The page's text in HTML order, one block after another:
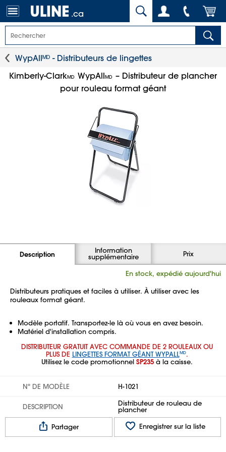
.ca
WypAllᴹᴰ - Distributeurs de lingettes
Kimberly-ClarkMD WypAllMD – Distributeur de plancher
pour rouleau format géant
Description Information
supplémentaire Prix
En stock, expédié aujourd'hui
Distributeurs pratiques et faciles à utiliser. À utiliser avec les
rouleaux format géant.
Modèle portatif. Transportez-le là où vous en avez besoin.
Matériel d'installation compris.
DISTRIBUTEUR GRATUIT AVEC COMMANDE DE 2 ROULEAUX OU
PLUS DE LINGETTES FORMAT GÉANT WYPALLMD.
Utilisez le code promotionnel SP235à la caisse.
Nº DE MODÈLE H-1021
DESCRIPTION Distributeur de rouleau de
plancher
Partager
Enregistrer sur la liste